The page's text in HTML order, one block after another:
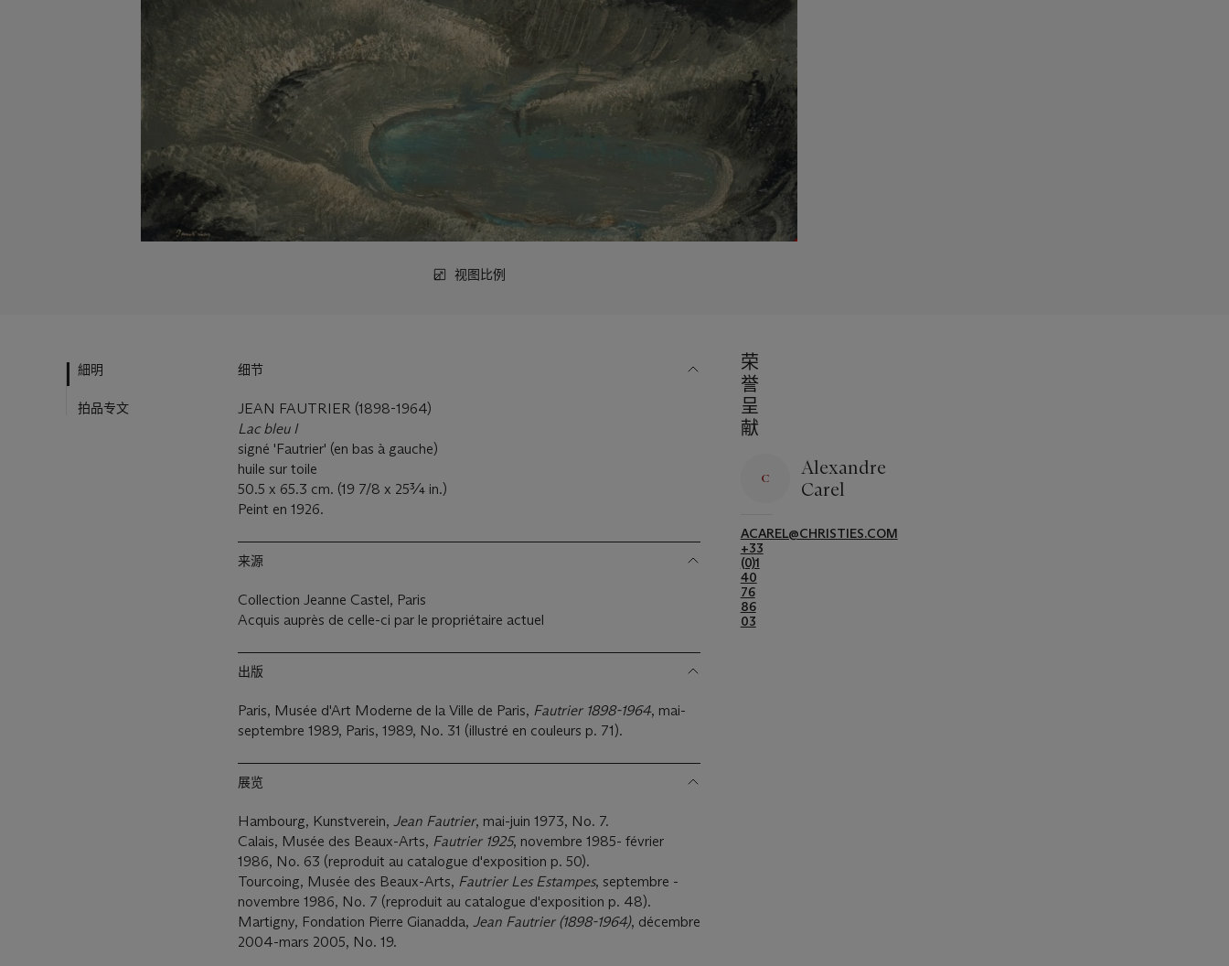
视图比例
細明
拍品专文
细节
JEAN FAUTRIER (1898-1964)
Lac bleu I
signé 'Fautrier' (en bas à gauche)
huile sur toile
50.5 x 65.3 cm. (19 7/8 x 25¾ in.)
Peint en 1926.
来源
Collection Jeanne Castel, Paris
Acquis auprès de celle-ci par le propriétaire actuel
出版
Paris, Musée d'Art Moderne de la Ville de Paris, Fautrier 1898-1964, mai-
septembre 1989, Paris, 1989, No. 31 (illustré en couleurs p. 71).
展览
Hambourg, Kunstverein, Jean Fautrier, mai-juin 1973, No. 7.
Calais, Musée des Beaux-Arts, Fautrier 1925, novembre 1985- février
1986, No. 63 (reproduit au catalogue d'exposition p. 50).
Tourcoing, Musée des Beaux-Arts, Fautrier Les Estampes, septembre -
novembre 1986, No. 7 (reproduit au catalogue d'exposition p. 48).
Martigny, Fondation Pierre Gianadda, Jean Fautrier (1898-1964), décembre
2004-mars 2005, No. 19.
荣
誉
呈
献
Alexandre
Carel
ACAREL@CHRISTIES.COM
+33
(0)1
40
76
86
03